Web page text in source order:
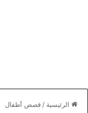
الرئيسية / قصص أطفال